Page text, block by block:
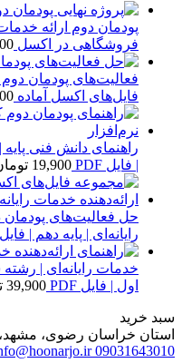
پودمان دوم ارائه
فروشگاهی در اکسل
فعالیت‌های پودمان دوم
فایل‌های اکسل آماده
راهنمای دانش فنی
| فایل PDF
19,900
حل فعالیت‌های پودمان
رایانه‌ای | پایه دهم |
خدمات رایانه‌ای | رشته
اول | فایل PDF
39,900
سبد خرید
استان خراسان رضوی، مشهد،
09031643010